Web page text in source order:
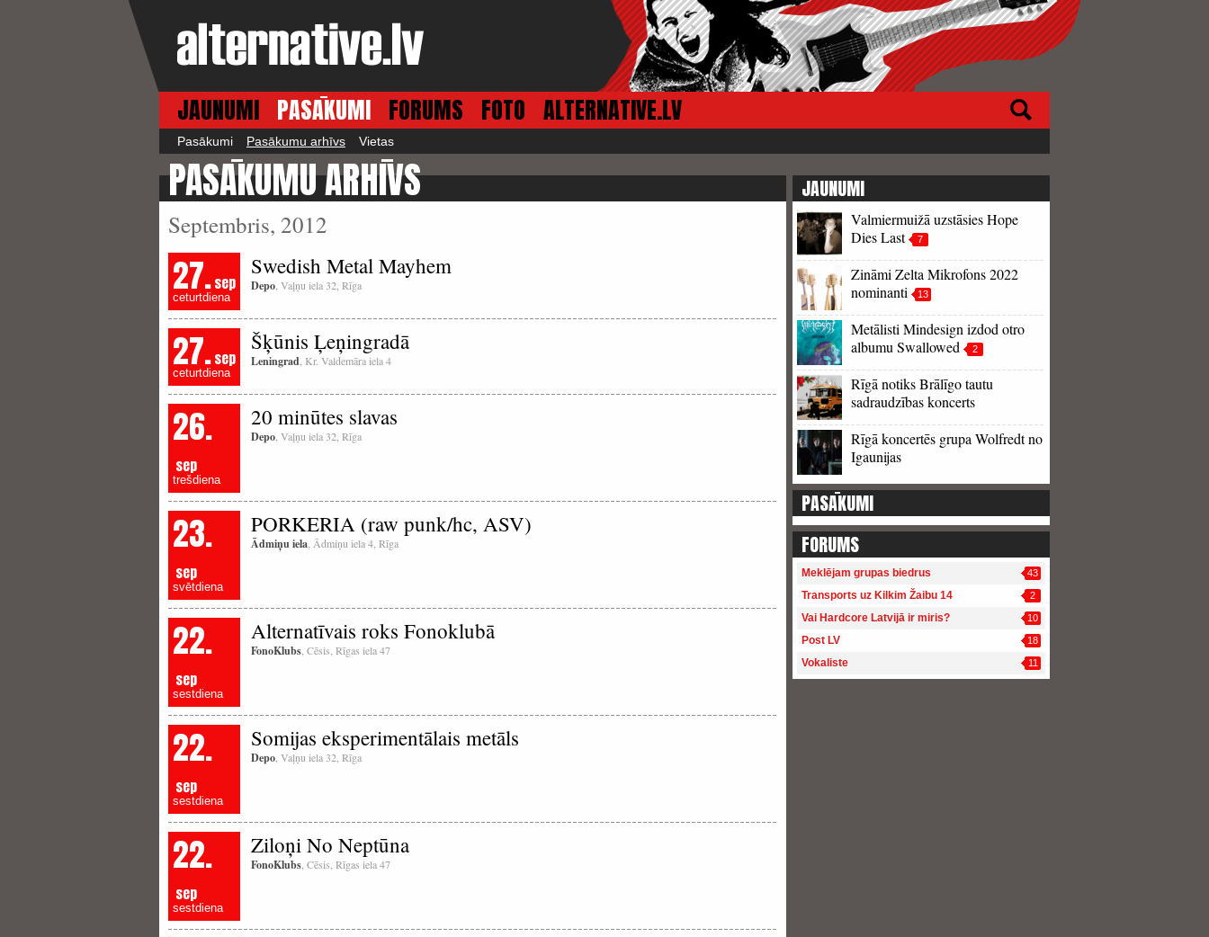
JAUNUMI PASĀKUMI FORUMS FOTO ALTERNATIVE.LV
Pasākumi Pasākumu arhīvs Vietas
PASĀKUMU ARHĪVS
Septembris, 2012
27.sep
ceturtdiena
Swedish Metal Mayhem
Depo , Vaļņu iela 32, Rīga
27.sep
ceturtdiena
Šķūnis Ļeņingradā
Leningrad , Kr. Valdemāra iela 4
26.
sep
trešdiena
20 minūtes slavas
Depo , Vaļņu iela 32, Rīga
23.
sep
svētdiena
PORKERIA (raw punk/hc, ASV)
Ādmiņu iela , Ādmiņu iela 4, Rīga
22.
sep
sestdiena
Alternatīvais roks Fonoklubā
FonoKlubs , Cēsis, Rīgas iela 47
22.
sep
sestdiena
Somijas eksperimentālais metāls
Depo , Vaļņu iela 32, Rīga
22.
sep
sestdiena
Ziloņi No Neptūna
FonoKlubs , Cēsis, Rīgas iela 47
JAUNUMI
Valmiermuižā uzstāsies Hope
Dies Last
7
Zināmi Zelta Mikrofons 2022
nominanti
13
Metālisti Mindesign izdod otro
albumu Swallowed
2
Rīgā notiks Brālīgo tautu
sadraudzības koncerts
Rīgā koncertēs grupa Wolfredt no
Igaunijas
PASĀKUMI
FORUMS
Meklējam grupas biedrus 43
Transports uz Kilkim Žaibu 14 2
Vai Hardcore Latvijā ir miris? 10
Post LV 18
Vokaliste 11